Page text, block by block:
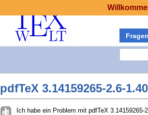
Fragen
pdfTeX 3.14159265-2.6-
Ich habe ein Problem mit pdfTeX